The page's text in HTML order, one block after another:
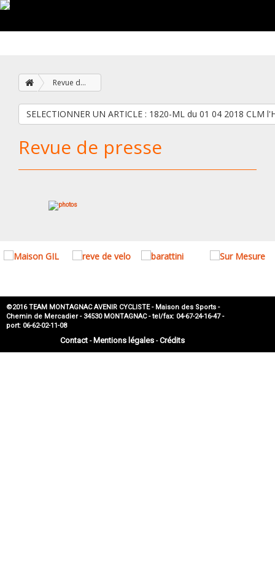
Revue de presse
SELECTIONNER UN ARTICLE : 1820-ML du 01 04
Revue de presse
©2016 TEAM MONTAGNAC AVENIR CYCLISTE - Maison des Sports -
Chemin de Mercadier - 34530 MONTAGNAC - tel/fax: 04-67-24-16-47 -
port: 06-62-02-11-08
Contact- Mentions légales-Crédits